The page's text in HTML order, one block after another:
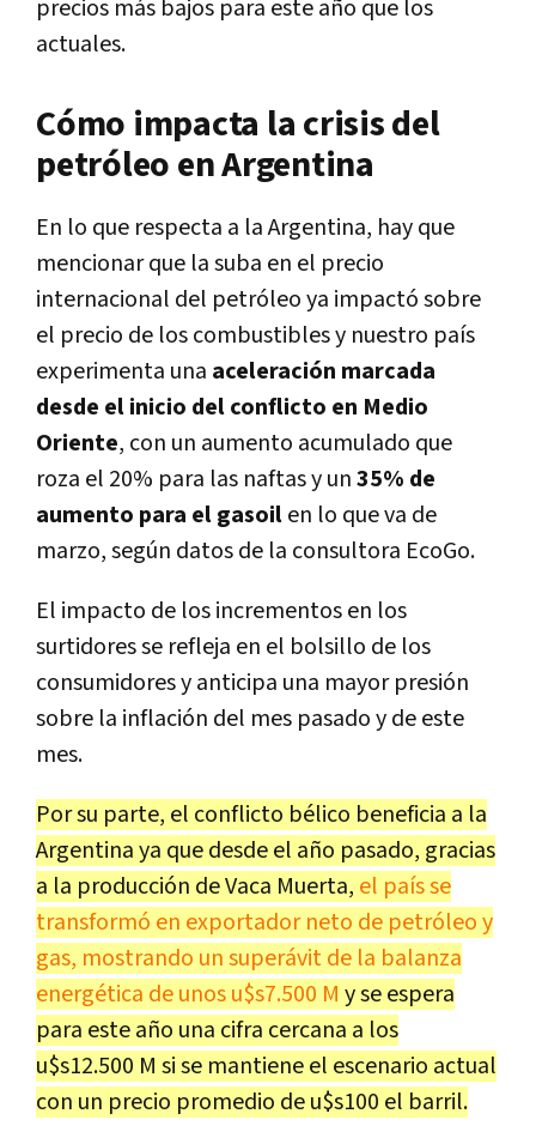
precios más bajos para este año que los
actuales.
Cómo impacta la crisis del
petróleo en Argentina
En lo que respecta a la Argentina, hay que
mencionar que la suba en el precio
internacional del petróleo ya impactó sobre
el precio de los combustibles y nuestro país
experimenta una aceleración marcada
desde el inicio del conflicto en Medio
Oriente, con un aumento acumulado que
roza el 20% para las naftas y un35% de
aumento para el gasoilen lo que va de
marzo, según datos de la consultora EcoGo.
El impacto de los incrementos en los
surtidores se refleja en el bolsillo de los
consumidores y anticipa una mayor presión
sobre la inflación del mes pasado y de este
mes.
Por su parte, el conflicto bélico beneficia a la
Argentina ya que desde el año pasado, gracias
a la producción de Vaca Muerta, el país se
transformó en exportador neto de petróleo y
gas, mostrando un superávit de la balanza
energética de unos u$s7.500 M y se espera
para este año una cifra cercana a los
u$s12.500 M si se mantiene el escenario actual
con un precio promedio de u$s100 el barril.